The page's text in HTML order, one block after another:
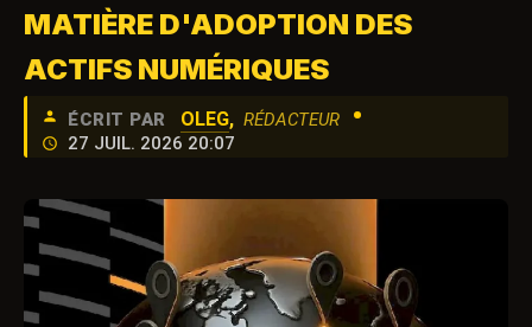
MATIÈRE D'ADOPTION DES
ACTIFS NUMÉRIQUES
ÉCRIT PAR OLEG, RÉDACTEUR •
27 JUIL. 2026 20:07